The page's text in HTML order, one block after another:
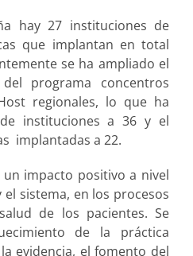
hay 27 instituciones de
que implantan en total
se ha ampliado el
programa concentros
regionales, lo que ha
instituciones a 36 y el
implantadas a 22.
impacto positivo a nivel
sistema, en los procesos
de los pacientes. Se
de la práctica
evidencia, el fomento del